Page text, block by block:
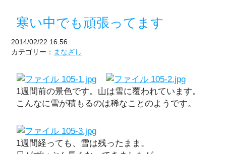
寒い中でも頑張ってます
2014/02/22 16:56
カテゴリー： まなざし
1週間前の景色です。山は雪に覆われています。
こんなに雪が積もるのは稀なことのようです。
1週間経っても、雪は残ったまま。